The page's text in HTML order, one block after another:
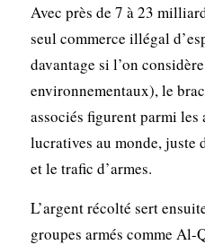
Avec près de 7 à 23
seul commerce illégal
davantage si l’on
environnementaux), le
associés figurent parmi
lucratives au monde, juste
et le trafic d’armes.
L’argent récolté sert
groupes armés comme Al-